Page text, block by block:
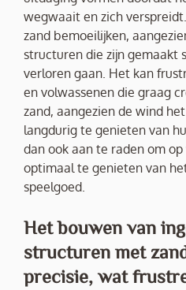
wegwaait en zich
zand bemoeilijken,
structuren die zijn gemaakt
verloren gaan. Het kan
en volwassenen die graag
zand, aangezien de wind
langdurig te genieten van
dan ook aan te raden om
optimaal te genieten van
speelgoed.
Het bouwen van
structuren met
precisie, wat